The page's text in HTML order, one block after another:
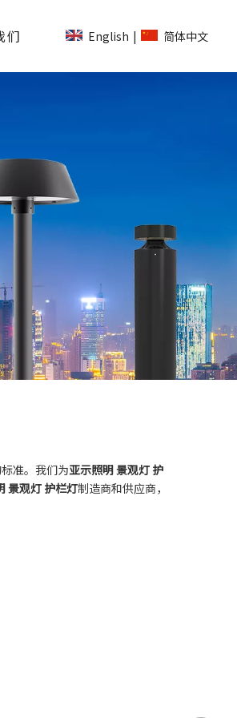
们 English | 简体中文
准。我们为亚示照明 景观灯 护
景观灯 护栏灯制造商和供应商，